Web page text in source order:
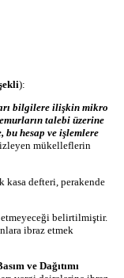
):
bilgilere ilişkin mikro
talebi üzerine
bu hesap ve işlemlere
izleyen mükelleflerin
defteri, perakende
etmeyeceği belirtilmiştir.
ibraz etmek
ve Dağıtımı